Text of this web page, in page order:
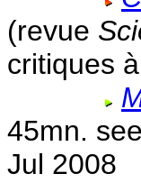
(revue
critiques
45mn.
Jul 2008